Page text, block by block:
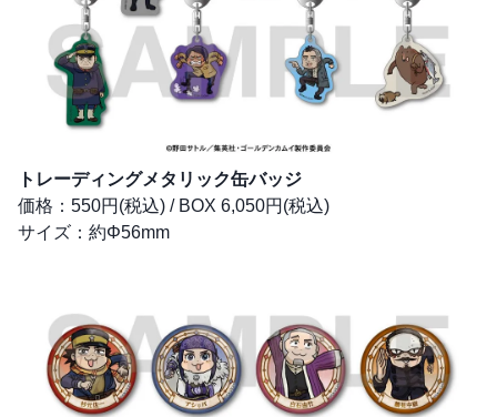
トレーディングメタリック缶バッジ
価格：550円(税込) / BOX 6,050円(税込)
サイズ：約Φ56mm